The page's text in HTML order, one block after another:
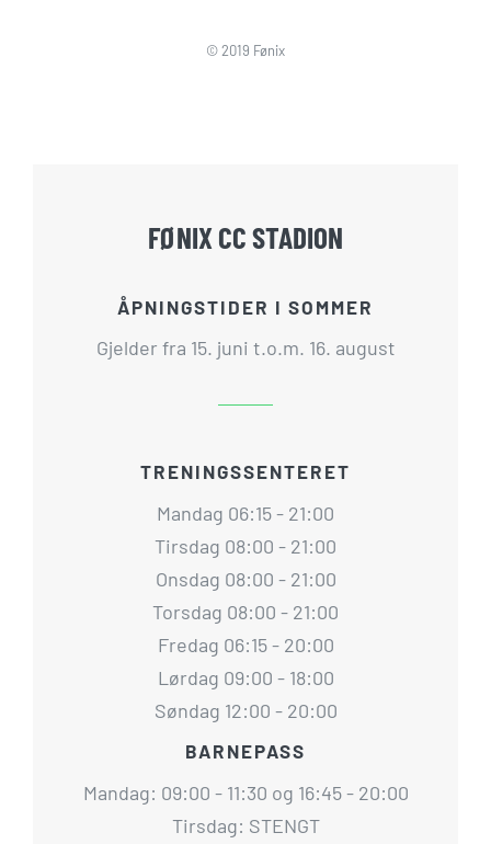
© 2019 Fønix
FØNIX CC STADION
ÅPNINGSTIDER I SOMMER
Gjelder fra 15. juni t.o.m. 16. august
TRENINGSSENTERET
Mandag 06:15 - 21:00
Tirsdag 08:00 - 21:00
Onsdag 08:00 - 21:00
Torsdag 08:00 - 21:00
Fredag 06:15 - 20:00
Lørdag 09:00 - 18:00
Søndag 12:00 - 20:00
BARNEPASS
Mandag: 09:00 - 11:30 og 16:45 - 20:00
Tirsdag: STENGT